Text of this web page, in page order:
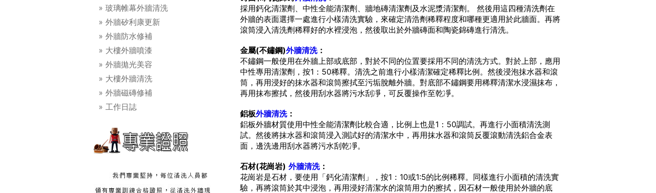
玻璃帷幕外牆清洗
外牆矽利康更新
外牆防水修補
大樓外牆噴漆
外牆拋光美容
大樓外牆清洗
外牆磁磚修補
工作日誌
採用鈣化清潔劑、中性全能清潔劑、牆地磚清潔劑及水泥漿清潔劑。 然後用這四種清洗劑在
外牆的表面選擇一處進行小樣清洗實驗，來確定清浩劑稀釋程度和哪種更適用於此牆面。再將
滾筒浸入清洗劑稀釋好的水裡浸泡，然後取出於外牆磚面和陶瓷錦磚進行清洗。
金屬(不鏽鋼)外牆清洗：
不鏽鋼一般使用在外牆上部或底部，對於不同的位置要採用不同的清洗方式。對於上部，應用
中性專用清潔劑，按1：50稀釋。清洗之前進行小樣清潔確定稀釋比例。然後浸泡抹水器和滾
筒，再用浸好的抹水器和滾筒擦拭至污垢脫離外牆。對底部不鏽鋼要用稀釋清潔水浸濕抹布，
再用抹布擦拭，然後用刮水器將污水刮凈，可反覆操作至乾凈。
鋁板外牆清洗：
鋁板外牆材質使用中性全能清潔劑比較合適，比例上也是1：50調試。再進行小面積清洗測
試。然後將抹水器和滾筒浸入測試好的清潔水中，再用抹水器和滾筒反覆滾動清洗鋁合金表
面，邊洗邊用刮水器將污水刮乾凈。
石材(花崗岩) 外牆清洗：
花崗岩是石材，要使用「鈣化清潔劑」，按1：10或1:5的比例稀釋。同樣進行小面積的清洗實
驗，再將滾筒於其中浸泡，再用浸好清潔水的滾筒用力的擦拭，因石材一般使用於外牆的底